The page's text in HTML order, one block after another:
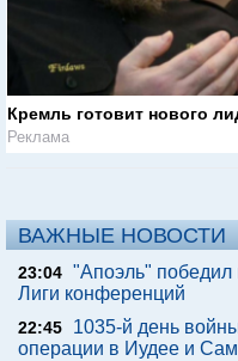
Кремль готовит нового
Реклама
ВАЖНЫЕ НОВОСТИ
23:04 "Апоэль" победил
Лиги конференций
22:45
1035-й день
операции в Иудее и